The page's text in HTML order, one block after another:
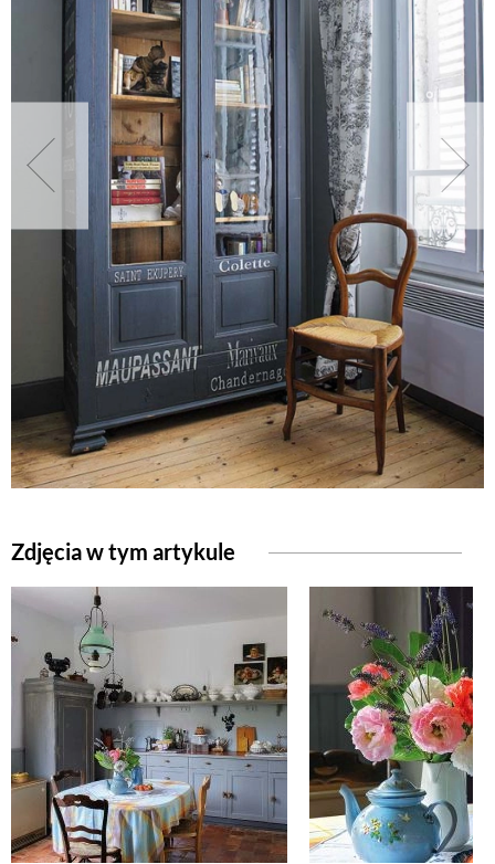
Zdjęcia w tym artykule
ZIELEŃ W DOMU
PROJEKTOWANIE OGRODU
NATURALNIE
URODA
NATURALNA APTECZKA
DLA DOMU
EKO ŻYCIE
ZWIERZĘTA DOMOWE
ZWIERZĘTA W NATURZE
GRZYBY
KRAJOBRAZ
RĘKODZIEŁO